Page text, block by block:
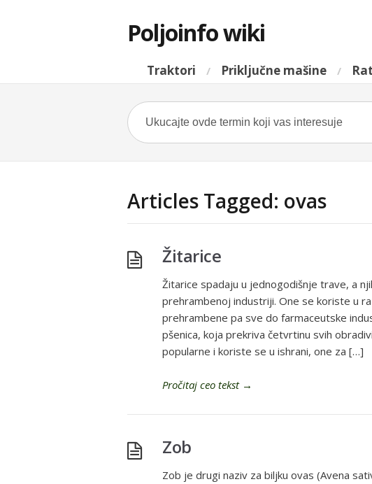
Poljoinfo wiki
Traktori Priključne mašine
Articles Tagged: ovas
Žitarice
Žitarice spadaju u jednogodišnje trave, a
prehrambenoj industriji. One se koriste u
prehrambene pa sve do farmaceutske
pšenica, koja prekriva četvrtinu svih
popularne i koriste se u ishrani, one za […]
Pročitaj ceo tekst→
Zob
Zob je drugi naziv za biljku ovas (Avena